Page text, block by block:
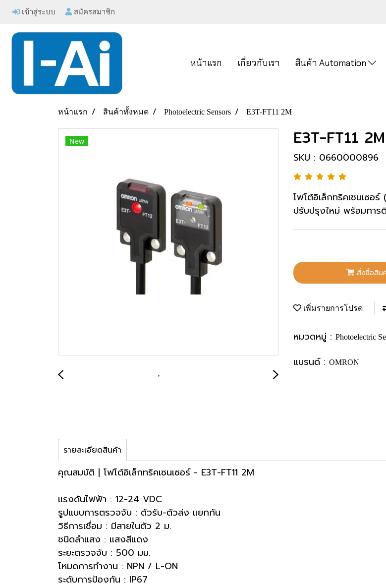
เข้าสู่ระบบ สมัครสมาชิก
หน้าแรก เกี่ยวกับเรา สินค้า Automation
หน้าแรก สินค้าทั้งหมด Photoelectric Sensors E3T-FT11 2M
New E3T-FT11 2M
SKU : 0660000896
โฟโต้อิเล็กทริคเซนเซ
ปรับปรุงใหม่ พร้อมกา
สั่งซื้อสิน
เพิ่มรายการโปรด
หมวดหมู่ : Photoelectric
แบรนด์ : OMRON
รายละเอียดสินค้า
คุณสมบัติ | โฟโต้อิเล็กทริคเซนเซอร์ - E3T-FT11 2M
แรงดันไฟฟ้า : 12-24 VDC
รูปแบบการตรวจจับ : ตัวรับ-ตัวส่ง แยกกัน
วิธีการเชื่อม : มีสายในตัว 2 ม.
ชนิดลำแสง : แสงสีแดง
ระยะตรวจจับ : 500 มม.
โหมดการทำงาน : NPN / L-ON
ระดับการป้องกัน : IP67